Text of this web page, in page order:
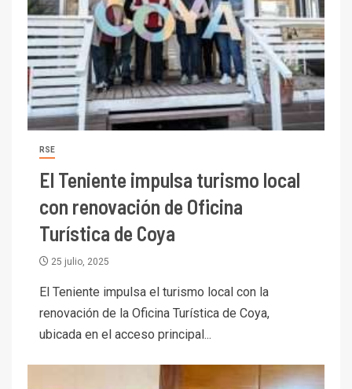
RSE
El Teniente impulsa turismo local
con renovación de Oficina
Turística de Coya
25 julio, 2025
El Teniente impulsa el turismo local con la
renovación de la Oficina Turística de Coya,
ubicada en el acceso principal...